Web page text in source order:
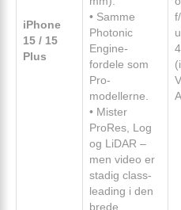
iPhone
15 / 15
Plus
• Samme
Photonic
Engine-
fordele som
Pro-
modellerne.
• Mister
ProRes, Log
og LiDAR –
men video er
stadig class-
leading i den
brede